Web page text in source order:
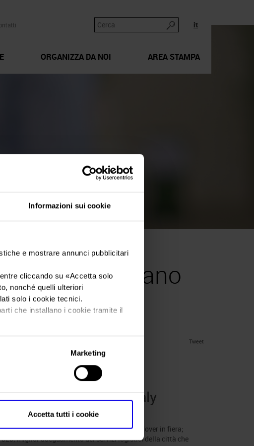
Informazioni sui cookie
e mostrare annunci pubblicitari
cliccando su «Accetta solo
nonché quelli ulteriori
solo i cookie tecnici.
che installano i cookie tramite il
Marketing
Accetta tutti i cookie
it
ORGANIZZA DA NOI AREA STAMPA
digitale: il piano
Tweet
piano del nuovo Vinitaly
filed underNews.
buyer; ulteriore riduzione selettiva di wine lover in fiera;
miglior adeguamento dei servizi logistici della città che